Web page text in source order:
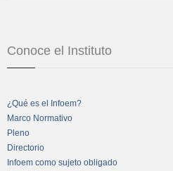
Conoce el Instituto
¿Qué es el Infoem?
Marco Normativo
Pleno
Directorio
Infoem como sujeto obligado